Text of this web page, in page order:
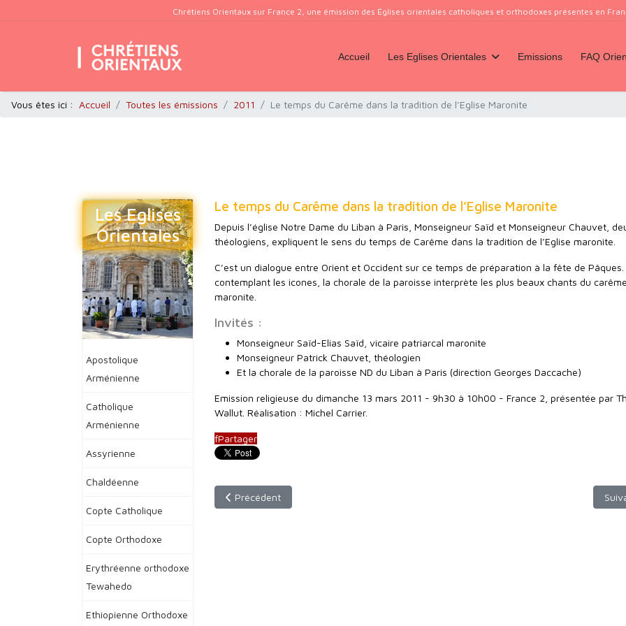
Chrétiens Orientaux sur France 2, une émission des Églises orientales catholiques et orthodoxes présentes en
Accueil Les Eglises Orientales Emissions FAQ
Vous êtes ici : Accueil Toutes les émissions 2011 Le temps du Carême dans la tradition de l’Eglise Maronite
Les Eglises
Orientales
Apostolique
Arménienne
Catholique
Arménienne
Assyrienne
Chaldéenne
Copte Catholique
Copte Orthodoxe
Erythréenne orthodoxe
Tewahedo
Ethiopienne Orthodoxe
Le temps du Carême dans la tradition de l’Eglise Maronite
Depuis l’église Notre Dame du Liban à Paris, Monseigneur Saïd et Monseigneur Chauvet,
théologiens, expliquent le sens du temps de Carême dans la tradition de l’Eglise maronite.
C’est un dialogue entre Orient et Occident sur ce temps de préparation à la fête de Pâques.
contemplant les icones, la chorale de la paroisse interprète les plus beaux chants du carême
maronite.
Invités :
Monseigneur Saïd-Elias Saïd, vicaire patriarcal maronite
Monseigneur Patrick Chauvet, théologien
Et la chorale de la paroisse ND du Liban à Paris (direction Georges Daccache)
Emission religieuse du dimanche 13 mars 2011 - 9h30 à 10h00 - France 2, présentée par
Wallut. Réalisation : Michel Carrier.
fPartager
Article précédent : Le rite de Wadho Dalmino
Précédent